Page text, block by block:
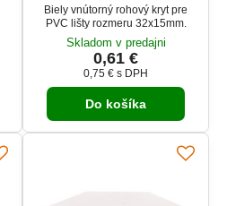
Biely vnútorný rohový kryt pre
PVC lišty rozmeru 32x15mm.
Skladom v predajni
0,61 €
0,75 € s DPH
Do košíka